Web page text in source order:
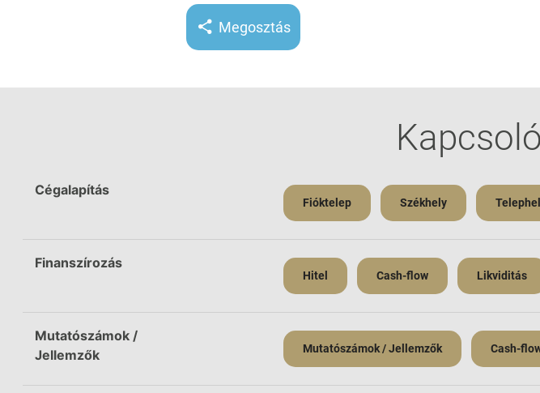
Megosztás
Cégalapítás
Fióktelep Székhely
Finanszírozás
Hitel Cash-flow Likviditás
Mutatószámok /
Jellemzők
Mutatószámok / Jellemzők Cash-